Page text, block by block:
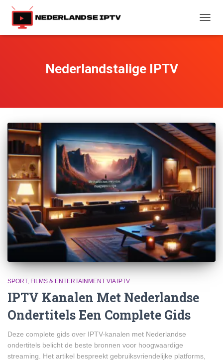
Nederlandstalige IPTV
SPORT, FILMS & ENTERTAINMENT VIA IPTV
IPTV Kanalen Met Nederlandse
Ondertitels Een Complete Gids
Deze complete gids over IPTV-kanalen met Nederlandse
ondertitels belicht de beste bronnen voor hoogwaardige
streaming. Het artikel bespreekt gebruiksvriendelijke platforms,